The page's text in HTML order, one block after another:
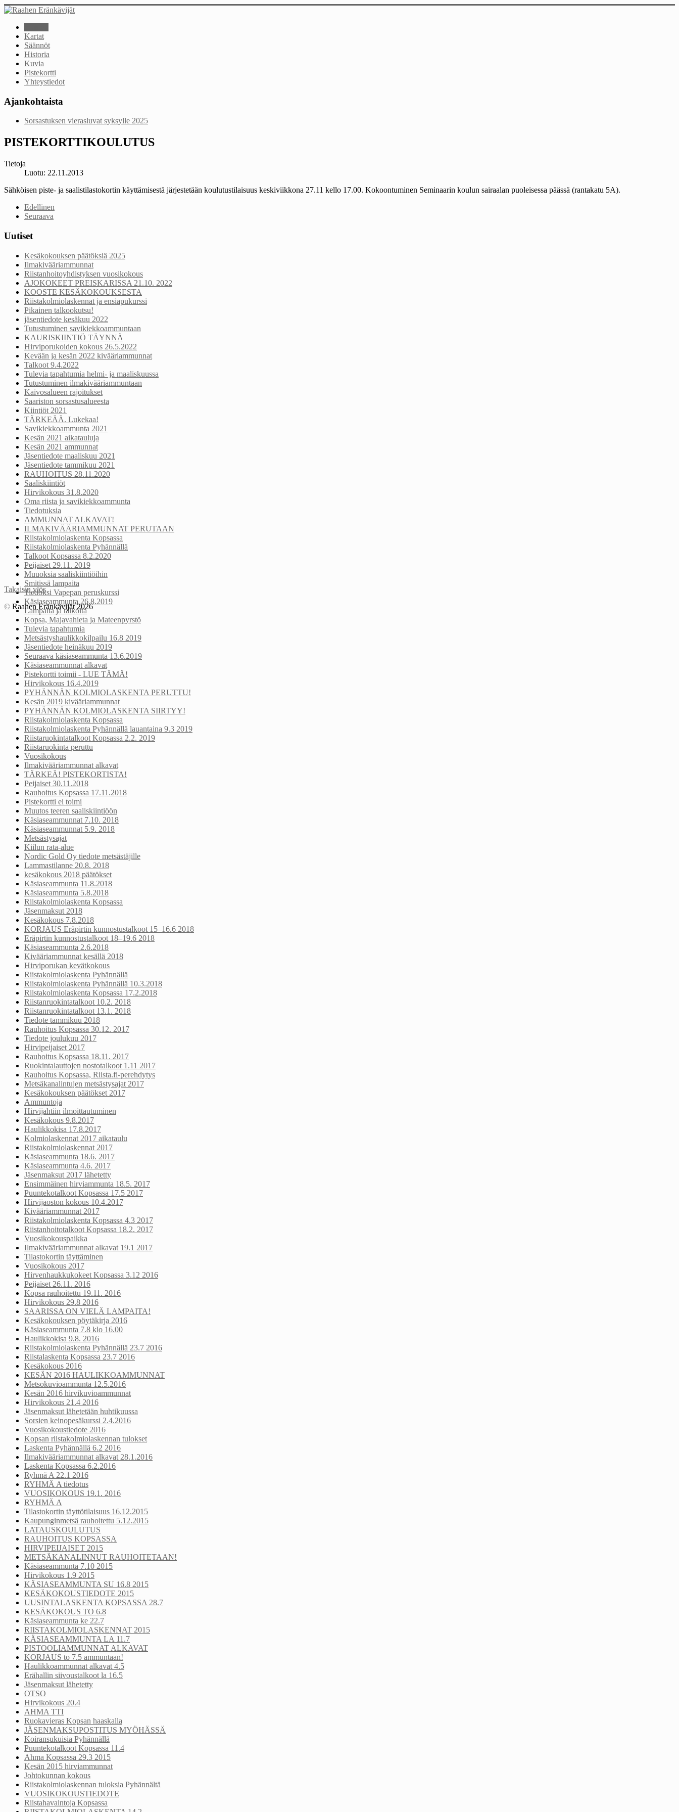
Kartat
Säännöt
Historia
Kuvia
Pistekortti
Yhteystiedot
Ajankohtaista
Sorsastuksen vierasluvat syksylle 2025
PISTEKORTTIKOULUTUS
Tietoja
Luotu: 22.11.2013
Sähköisen piste- ja saalistilastokortin käyttämisestä järjestetään koulutustilaisuus keskiviikkona 27.11 kello 17.00. Kokoontuminen Seminaarin koulun sairaalan puoleisessa päässä (rantakatu 5A).
Edellinen
Seuraava
Uutiset
Kesäkokouksen päätöksiä 2025
Ilmakivääriammunnat
Riistanhoitoyhdistyksen vuosikokous
AJOKOKEET PREISKARISSA 21.10. 2022
KOOSTE KESÄKOKOUKSESTA
Riistakolmiolaskennat ja ensiapukurssi
Pikainen talkookutsu!
jäsentiedote kesäkuu 2022
Tutustuminen savikiekkoammuntaan
KAURISKIINTIÖ TÄYNNÄ
Hirviporukoiden kokous 26.5.2022
Kevään ja kesän 2022 kivääriammunnat
Talkoot 9.4.2022
Tulevia tapahtumia helmi- ja maaliskuussa
Tutustuminen ilmakivääriammuntaan
Kaivosalueen rajoitukset
Saariston sorsastusalueesta
Kiintiöt 2021
TÄRKEÄÄ. Lukekaa!
Savikiekkoammunta 2021
Kesän 2021 aikatauluja
Kesän 2021 ammunnat
Jäsentiedote maaliskuu 2021
Jäsentiedote tammikuu 2021
RAUHOITUS 28.11.2020
Saaliskiintiöt
Hirvikokous 31.8.2020
Oma riista ja savikiekkoammunta
Tiedotuksia
AMMUNNAT ALKAVAT!
ILMAKIVÄÄRIAMMUNNAT PERUTAAN
Riistakolmiolaskenta Kopsassa
Riistakolmiolaskenta Pyhännällä
Talkoot Kopsassa 8.2.2020
Peijaiset 29.11. 2019
Muuoksia saaliskiintiöihin
Smitissä lampaita
Tiedoksi Vapepan peruskurssi
Käsiaseammunta 26.8.2019
Lampaita ja talkoita
Kopsa, Majavahieta ja Mateenpyrstö
Tulevia tapahtumia
Metsästyshaulikkokilpailu 16.8 2019
Jäsentiedote heinäkuu 2019
Seuraava käsiaseammunta 13.6.2019
Käsiaseammunnat alkavat
Pistekortti toimii - LUE TÄMÄ!
Hirvikokous 16.4.2019
PYHÄNNÄN KOLMIOLASKENTA PERUTTU!
Kesän 2019 kivääriammunnat
PYHÄNNÄN KOLMIOLASKENTA SIIRTYY!
Riistakolmiolaskenta Kopsassa
Riistakolmiolaskenta Pyhännällä lauantaina 9.3 2019
Riistaruokintatalkoot Kopsassa 2.2. 2019
Riistaruokinta peruttu
Vuosikokous
Ilmakivääriammunnat alkavat
TÄRKEÄ! PISTEKORTISTA!
Peijaiset 30.11.2018
Rauhoitus Kopsassa 17.11.2018
Pistekortti ei toimi
Muutos teeren saaliskiintiöön
Käsiaseammunnat 7.10. 2018
Käsiaseammunnat 5.9. 2018
Metsästysajat
Kiilun rata-alue
Nordic Gold Oy tiedote metsästäjille
Lammastilanne 20.8. 2018
kesäkokous 2018 päätökset
Käsiaseammunta 11.8.2018
Käsiaseammunta 5.8.2018
Riistakolmiolaskenta Kopsassa
Jäsenmaksut 2018
Kesäkokous 7.8.2018
KORJAUS Eräpirtin kunnostustalkoot 15–16.6 2018
Eräpirtin kunnostustalkoot 18–19.6 2018
Käsiaseammunta 2.6.2018
Kivääriammunnat kesällä 2018
Hirviporukan kevätkokous
Riistakolmiolaskenta Pyhännällä
Riistakolmiolaskenta Pyhännällä 10.3.2018
Riistakolmiolaskenta Kopsassa 17.2.2018
Riistanruokintatalkoot 10.2. 2018
Riistanruokintatalkoot 13.1. 2018
Tiedote tammikuu 2018
Rauhoitus Kopsassa 30.12. 2017
Tiedote joulukuu 2017
Hirvipeijaiset 2017
Rauhoitus Kopsassa 18.11. 2017
Ruokintalauttojen nostotalkoot 1.11 2017
Rauhoitus Kopsassa, Riista.fi-perehdytys
Metsäkanalintujen metsästysajat 2017
Kesäkokouksen päätökset 2017
Ammuntoja
Hirvijahtiin ilmoittautuminen
Kesäkokous 9.8.2017
Haulikkokisa 17.8.2017
Kolmiolaskennat 2017 aikataulu
Riistakolmiolaskennat 2017
Käsiaseammunta 18.6. 2017
Käsiaseammunta 4.6. 2017
Jäsenmaksut 2017 lähetetty
Ensimmäinen hirviammunta 18.5. 2017
Puuntekotalkoot Kopsassa 17.5 2017
Hirvijaoston kokous 10.4.2017
Kivääriammunnat 2017
Riistakolmiolaskenta Kopsassa 4.3 2017
Riistanhoitotalkoot Kopsassa 18.2. 2017
Vuosikokouspaikka
Ilmakivääriammunnat alkavat 19.1 2017
Tilastokortin täyttäminen
Vuosikokous 2017
Hirvenhaukkukokeet Kopsassa 3.12 2016
Peijaiset 26.11. 2016
Kopsa rauhoitettu 19.11. 2016
Hirvikokous 29.8 2016
SAARISSA ON VIELÄ LAMPAITA!
Kesäkokouksen pöytäkirja 2016
Käsiaseammunta 7.8 klo 16.00
Haulikkokisa 9.8. 2016
Riistakolmiolaskenta Pyhännällä 23.7 2016
Riistalaskenta Kopsassa 23.7 2016
Kesäkokous 2016
KESÄN 2016 HAULIKKOAMMUNNAT
Metsokuvioammunta 12.5.2016
Kesän 2016 hirvikuvioammunnat
Hirvikokous 21.4 2016
Jäsenmaksut lähetetään huhtikuussa
Sorsien keinopesäkurssi 2.4.2016
Vuosikokoustiedote 2016
Kopsan riistakolmiolaskennan tulokset
Laskenta Pyhännällä 6.2 2016
Ilmakivääriammunnat alkavat 28.1.2016
Laskenta Kopsassa 6.2.2016
Ryhmä A 22.1 2016
RYHMÄ A tiedotus
VUOSIKOKOUS 19.1. 2016
RYHMÄ A
Tilastokortin täyttötilaisuus 16.12.2015
Kaupunginmetsä rauhoitettu 5.12.2015
LATAUSKOULUTUS
RAUHOITUS KOPSASSA
HIRVIPEIJAISET 2015
METSÄKANALINNUT RAUHOITETAAN!
Käsiaseammunta 7.10 2015
Hirvikokous 1.9 2015
KÄSIASEAMMUNTA SU 16.8 2015
KESÄKOKOUSTIEDOTE 2015
UUSINTALASKENTA KOPSASSA 28.7
KESÄKOKOUS TO 6.8
Käsiaseammunta ke 22.7
RIISTAKOLMIOLASKENNAT 2015
KÄSIASEAMMUNTA LA 11.7
PISTOOLIAMMUNNAT ALKAVAT
KORJAUS to 7.5 ammuntaan!
Haulikkoammunnat alkavat 4.5
Erähallin siivoustalkoot la 16.5
Jäsenmaksut lähetetty
OTSO
Hirvikokous 20.4
AHMA TTI
Ruokavieras Kopsan haaskalla
JÄSENMAKSUPOSTITUS MYÖHÄSSÄ
Koiransukuisia Pyhännällä
Puuntekotalkoot Kopsassa 11.4
Ahma Kopsassa 29.3 2015
Kesän 2015 hirviammunnat
Johtokunnan kokous
Riistakolmiolaskennan tuloksia Pyhännältä
VUOSIKOKOUSTIEDOTE
Riistahavaintoja Kopsassa
Takaisin ylös
© Raahen Eränkävijät 2026